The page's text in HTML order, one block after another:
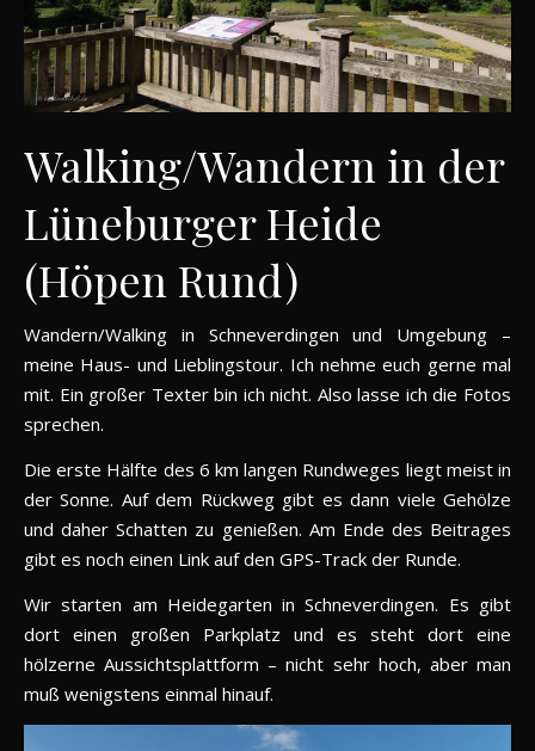
Walking/Wandern in der
Lüneburger Heide
(Höpen Rund)
Wandern/Walking in Schneverdingen und Umgebung –
meine Haus- und Lieblingstour. Ich nehme euch gerne mal
mit. Ein großer Texter bin ich nicht. Also lasse ich die Fotos
sprechen.
Die erste Hälfte des 6 km langen Rundweges liegt meist in
der Sonne. Auf dem Rückweg gibt es dann viele Gehölze
und daher Schatten zu genießen. Am Ende des Beitrages
gibt es noch einen Link auf den GPS-Track der Runde.
Wir starten am Heidegarten in Schneverdingen. Es gibt
dort einen großen Parkplatz und es steht dort eine
hölzerne Aussichtsplattform – nicht sehr hoch, aber man
muß wenigstens einmal hinauf.